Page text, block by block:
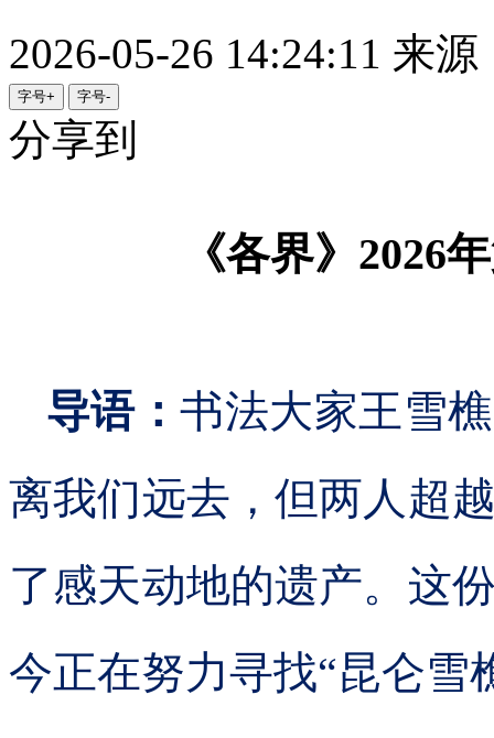
2026-05-26 14:24:11 来源
字号+ 字号-
分享到
《各界》2026
导语：书法大家王雪
离我们远去，但两人超
了感天动地的遗产。这
今正在努力寻找“昆仑雪